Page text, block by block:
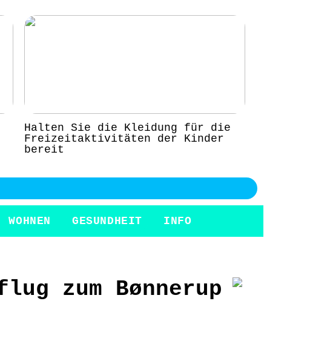
Halten Sie die Kleidung für die
Freizeitaktivitäten der Kinder
bereit
WOHNEN GESUNDHEIT INFO
zum Bønnerup